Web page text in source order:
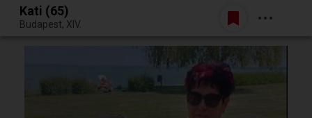
Egy jó randiból bármi lehet.
Belépés
Kati (65)
Budapest, XIV.